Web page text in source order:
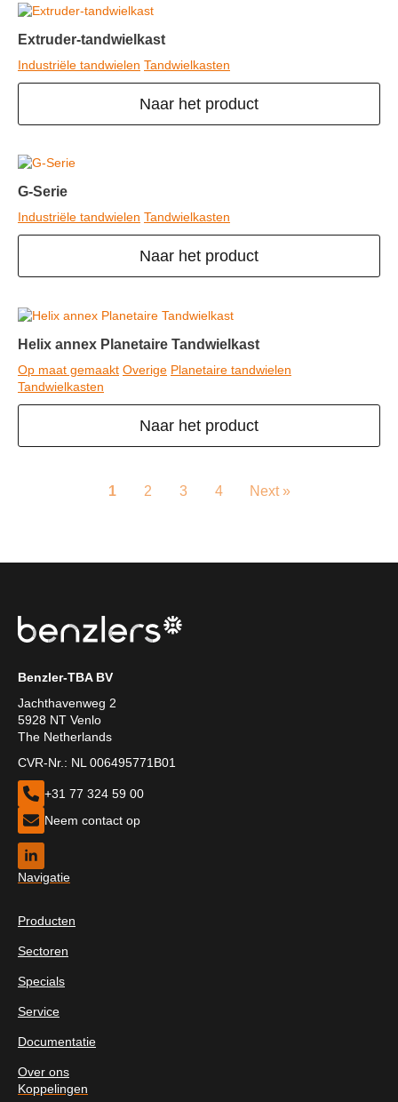
Extruder-tandwielkast
Industriële tandwielen Tandwielkasten
Naar het product
G-Serie
Industriële tandwielen Tandwielkasten
Naar het product
Helix annex Planetaire Tandwielkast
Op maat gemaakt Overige Planetaire tandwielen
Tandwielkasten
Naar het product
1 2 3 4 Next »
Benzler-TBA BV
Jachthavenweg 2
5928 NT Venlo
The Netherlands
CVR-Nr.: NL 006495771B01
+31 77 324 59 00
Neem contact op
Navigatie
Producten
Sectoren
Specials
Service
Documentatie
Over ons
Koppelingen